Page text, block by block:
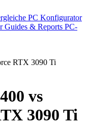
PC Konfigurator
Guides & Reports PC-
RTX 3090 Ti
vs
3090 Ti